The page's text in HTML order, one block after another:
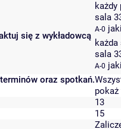
się z wykładowcą
każdy
sala
A-0
każda
sala
A-0
oraz spotkań.
13
15